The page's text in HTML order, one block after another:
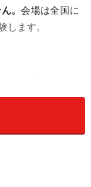
。会場は全国に
します。
、東京商工会議
います。1995年